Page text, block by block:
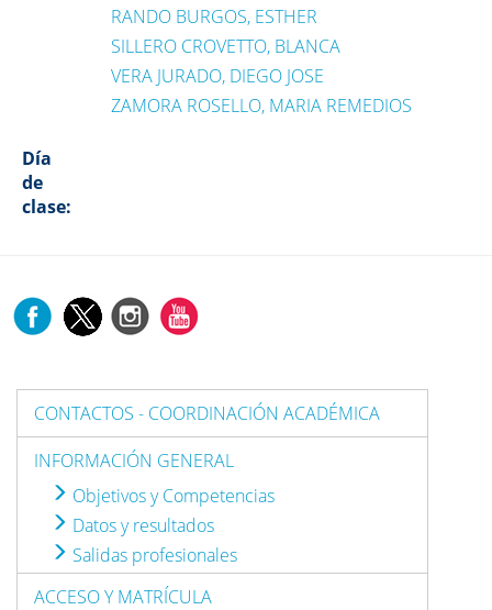
RANDO BURGOS, ESTHER
SILLERO CROVETTO, BLANCA
VERA JURADO, DIEGO JOSE
ZAMORA ROSELLO, MARIA REMEDIOS
Día
de
clase:
CONTACTOS - COORDINACIÓN ACADÉMICA
INFORMACIÓN GENERAL
Objetivos y Competencias
Datos y resultados
Salidas profesionales
ACCESO Y MATRÍCULA